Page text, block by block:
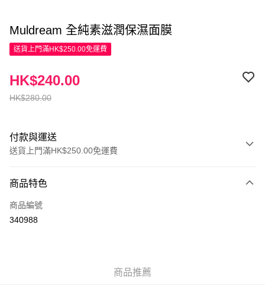
Muldream 全純素滋潤保濕面膜
送貨上門滿HK$250.00免運費
HK$280.00
HK$240.00
付款與運送
送貨上門滿HK$250.00免運費
信用卡
Apple Pay
商品特色
商品編號
340988
商品推薦